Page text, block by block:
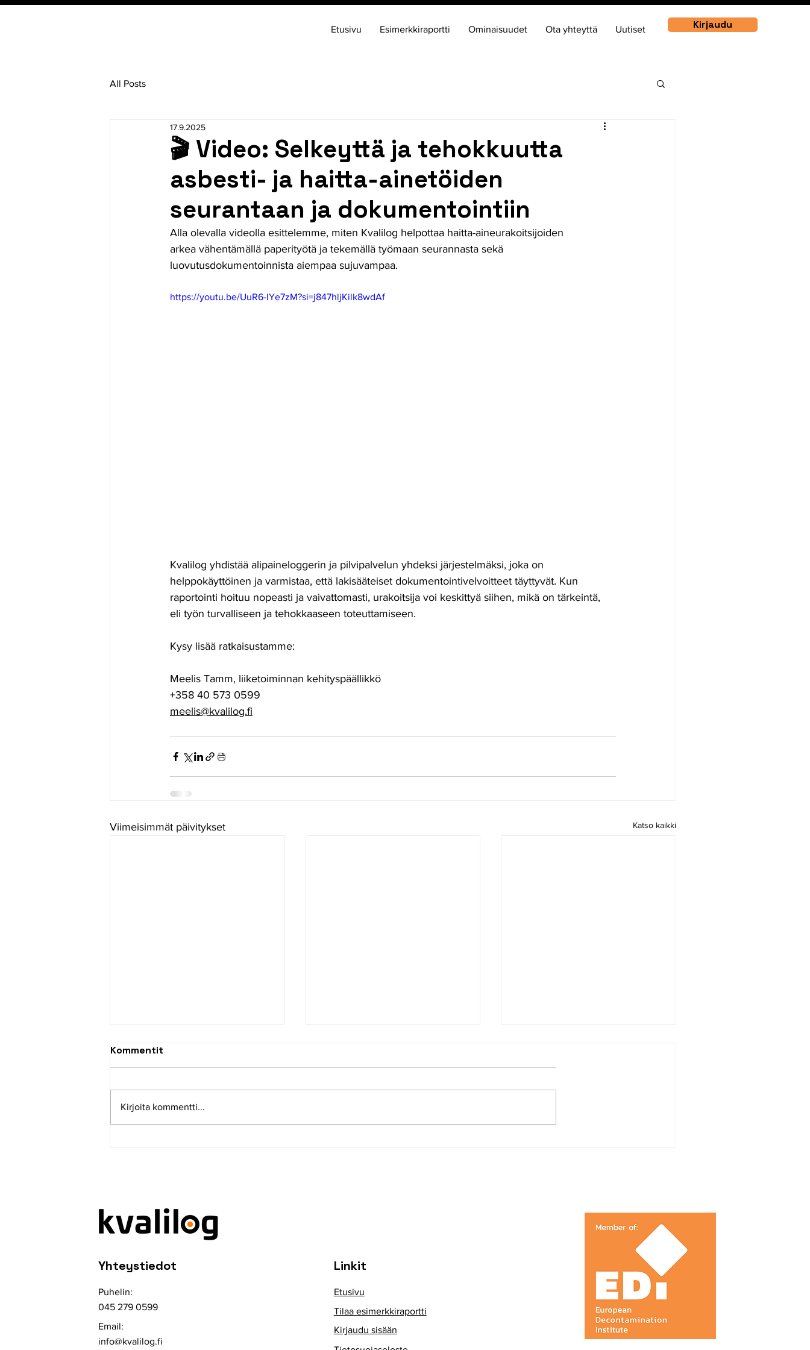
Etusivu Esimerkkiraportti Ominaisuudet Ota yhteyttä Uutiset Kirjaudu
All Posts
🎬 Video: Selkeyttä ja tehokkuutta
asbesti- ja haitta-ainetöiden
seurantaan ja dokumentointiin
17.9.2025
Alla olevalla videolla esittelemme, miten Kvalilog helpottaa haitta-aineurakoitsijoiden
arkea vähentämällä paperityötä ja tekemällä työmaan seurannasta sekä
luovutusdokumentoinnista aiempaa sujuvampaa.
https://youtu.be/UuR6-IYe7zM?si=j847hljKilk8wdAf
Kvalilog yhdistää alipaineloggerin ja pilvipalvelun yhdeksi järjestelmäksi, joka on
helppokäyttöinen ja varmistaa, että lakisääteiset dokumentointivelvoitteet täyttyvät. Kun
raportointi hoituu nopeasti ja vaivattomasti, urakoitsija voi keskittyä siihen, mikä on tärkeintä,
eli työn turvalliseen ja tehokkaaseen toteuttamiseen.
Kysy lisää ratkaisustamme:
Meelis Tamm, liiketoiminnan kehityspäällikkö
+358 40 573 0599
​meelis@kvalilog.fi
Viimeisimmät päivitykset Katso kaikki
Kommentit
Kirjoita kommentti...
Yhteystiedot
Puhelin:
045 279 0599
Email:
info@kvalilog.fi
Linkit
Etusivu
Tilaa esimerkkiraportti
Kirjaudu sisään